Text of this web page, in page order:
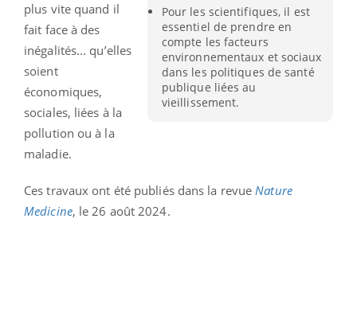
Pour les scientifiques, il est
essentiel de prendre en
compte les facteurs
environnementaux et sociaux
dans les politiques de santé
publique liées au
vieillissement.
plus vite quand il
fait face à des
inégalités... qu’elles
soient
économiques,
sociales, liées à la
pollution ou à la
maladie.
Ces travaux ont été publiés dans la revueNature
Medicine, le 26 août 2024.